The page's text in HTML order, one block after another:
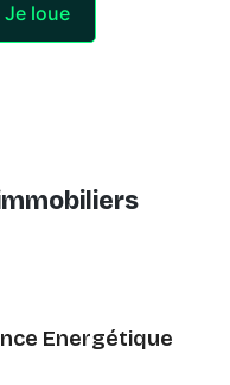
Je loue
Energétique